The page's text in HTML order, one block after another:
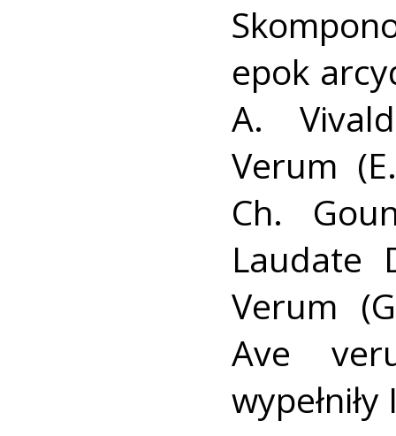
epok
A.
Verum
Ch.
Laudate
Verum
Ave